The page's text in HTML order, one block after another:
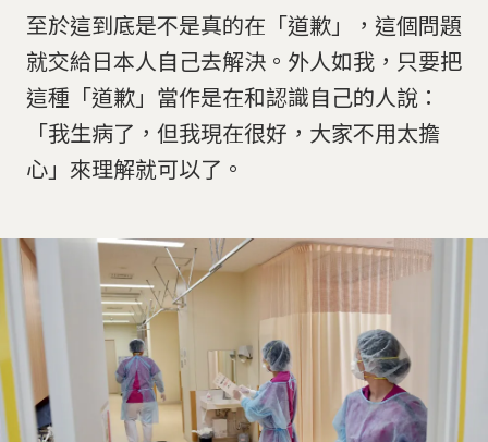
至於這到底是不是真的在「道歉」，這個問題
就交給日本人自己去解決。外人如我，只要把
這種「道歉」當作是在和認識自己的人說：
「我生病了，但我現在很好，大家不用太擔
心」來理解就可以了。